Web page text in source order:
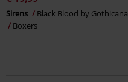
Sirens
Black Blood by Gothicana
Boxers